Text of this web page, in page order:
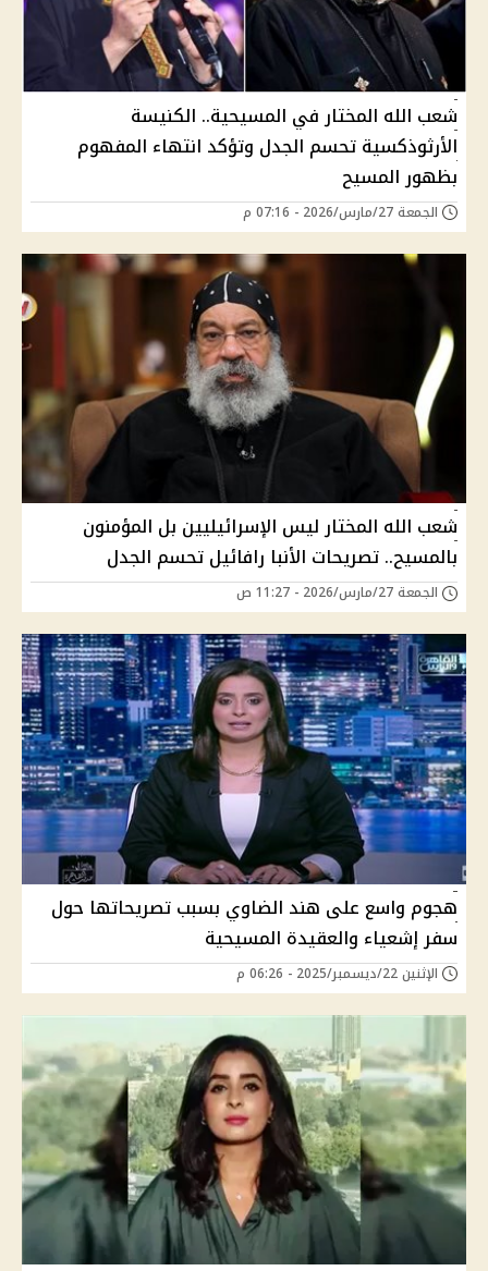
شعب الله المختار في المسيحية.. الكنيسة
الأرثوذكسية تحسم الجدل وتؤكد انتهاء المفهوم
بظهور المسيح
الجمعة 27/مارس/2026 - 07:16 م
شعب الله المختار ليس الإسرائيليين بل المؤمنون
بالمسيح.. تصريحات الأنبا رافائيل تحسم الجدل
الجمعة 27/مارس/2026 - 11:27 ص
هجوم واسع على هند الضاوي بسبب تصريحاتها حول
سفر إشعياء والعقيدة المسيحية
الإثنين 22/ديسمبر/2025 - 06:26 م